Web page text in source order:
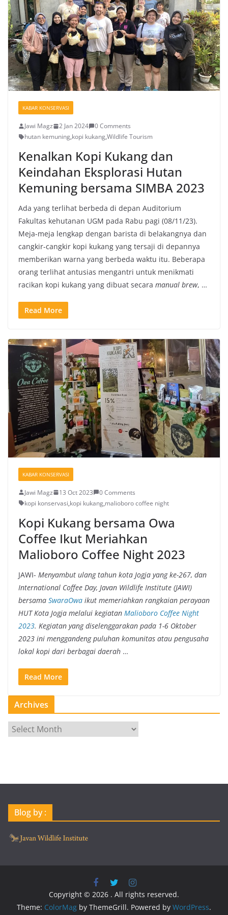
KABAR KONSERVASI
Jawi Magz 2 Jan 2024
0 Comments
hutan kemuning,kopi kukang,Wildlife Tourism
Kenalkan Kopi Kukang dan
Keindahan Eksplorasi Hutan
Kemuning bersama SIMBA 2023
Ada yang terlihat berbeda di depan Auditorium
Fakultas kehutanan UGM pada Rabu pagi (08/11/23).
Meja-meja lengkap dengan barista di belakangnya dan
cangkir-cangkir kopi kukang yang tersaji di depannya
memberikan warna yang berbeda waktu itu. Beberapa
orang terlihat antusias mengantri untuk menikmati
racikan kopi kukang yang dibuat secara manual brew, …
Read More
KABAR KONSERVASI
Jawi Magz 13 Oct 2023
0 Comments
kopi konservasi,kopi kukang,malioboro coffee night
Kopi Kukang bersama Owa
Coffee Ikut Meriahkan
Malioboro Coffee Night 2023
JAWI- Menyambut ulang tahun kota Jogja yang ke-267, dan
International Coffee Day, Javan Wildlife Institute (JAWI)
bersama SwaraOwa ikut memeriahkan rangkaian perayaan
HUT Kota Jogja melalui kegiatan Malioboro Coffee Night
2023. Kegiatan yang diselenggarakan pada 1-6 Oktober
2023 ini menggandeng puluhan komunitas atau pengusaha
lokal kopi dari berbagai daerah …
Read More
Archives
r
e
Blog by :
Copyright © 2026 . All rights reserved.
Theme: ColorMag by ThemeGrill. Powered by WordPress.